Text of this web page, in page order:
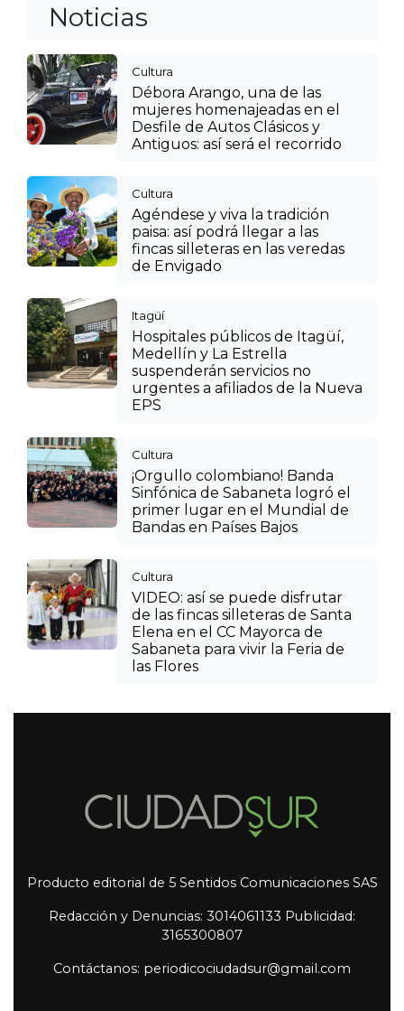
Noticias
Cultura
Débora Arango, una de las
mujeres homenajeadas en el
Desfile de Autos Clásicos y
Antiguos: así será el recorrido
Cultura
Agéndese y viva la tradición
paisa: así podrá llegar a las
fincas silleteras en las veredas
de Envigado
Itagüí
Hospitales públicos de Itagüí,
Medellín y La Estrella
suspenderán servicios no
urgentes a afiliados de la Nueva
EPS
Cultura
¡Orgullo colombiano! Banda
Sinfónica de Sabaneta logró el
primer lugar en el Mundial de
Bandas en Países Bajos
Cultura
VIDEO: así se puede disfrutar
de las fincas silleteras de Santa
Elena en el CC Mayorca de
Sabaneta para vivir la Feria de
las Flores
Producto editorial de 5 Sentidos Comunicaciones SAS
Redacción y Denuncias: 3014061133 Publicidad:
3165300807
Contáctanos: periodicociudadsur@gmail.com